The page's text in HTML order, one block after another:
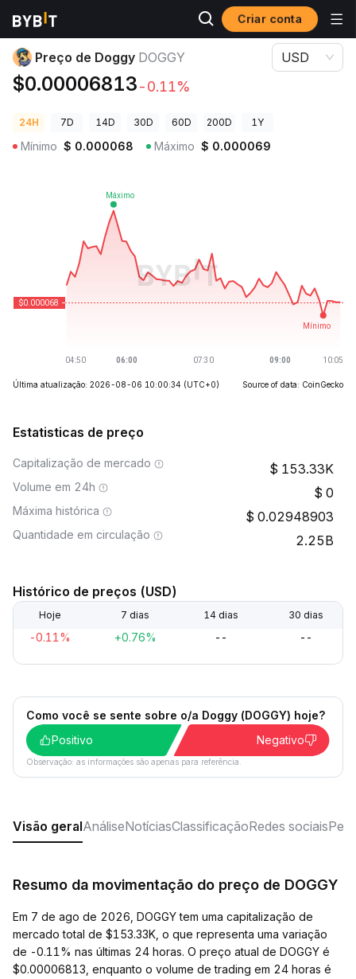
Criar conta
Preços de Criptomoedas Preço de Doggy DOGGY
Preço de Doggy DOGGY
$0.00006813-0.11%
USD
24H 7D 14D 30D 60D 200D 1Y
Mínimo $ 0.000068 Máximo $ 0.000069
Última atualização: 2026-08-06 10:00:34 (UTC+0) Source of data: CoinGecko
Estatisticas de preço
Capitalização de mercado 153.33K
Volume em 24h 0
Máxima histórica 0.02948903
Quantidade em circulação 2.25B
Histórico de preços (USD)
Hoje 7 dias 14 dias 30 dias
-0.11% +0.76% -- --
Como você se sente sobre o/a Doggy (DOGGY) hoje?
Positivo
Negativo
Observação: as informações são apenas para referência.
Visão geralAnáliseNotíciasClassificaçãoRedes sociais
Resumo da movimentação do preço de DOGGY
Em 7 de ago de 2026, DOGGY tem uma capitalização de
mercado total de $153.33K, o que representa uma variação
de -0.11% nas últimas 24 horas. O preço atual de DOGGY é
$0.00006813, enquanto o volume de trading em 24 horas é